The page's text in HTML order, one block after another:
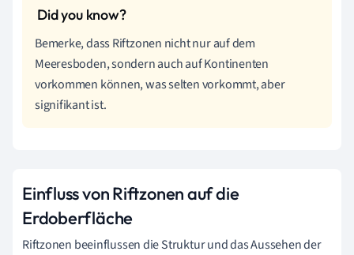
Bemerke, dass Riftzonen nicht nur auf dem
Meeresboden, sondern auch auf Kontinenten
vorkommen können, was selten vorkommt, aber
signifikant ist.
Einfluss von Riftzonen auf die
Erdoberfläche
Riftzonen beeinflussen die Struktur und das Aussehen der